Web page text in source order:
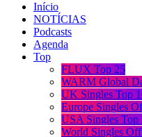
Início
NOTÍCIAS
Podcasts
Agenda
Top
FLUX Top 25
WARM Global
UK Singles Top
Europe Singles
USA Singles Top
World Singles